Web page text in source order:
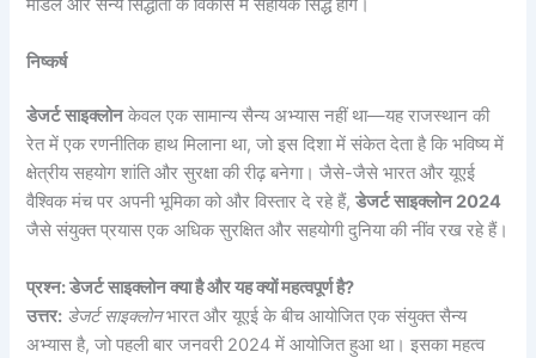
मॉडल और सैन्य सिद्धांतों के विकास में सहायक सिद्ध होंगे।
निष्कर्ष
डेजर्ट साइक्लोनकेवल एक सामान्य सैन्य अभ्यास नहीं था—यह राजस्थान की
रेत में एक रणनीतिक हाथ मिलाना था, जो इस दिशा में संकेत देता है कि भविष्य में
क्षेत्रीय सहयोग शांति और सुरक्षा की रीढ़ बनेगा। जैसे-जैसे भारत और यूएई
वैश्विक मंच पर अपनी भूमिका को और विस्तार दे रहे हैं,डेजर्ट साइक्लोन 2024
जैसे संयुक्त प्रयास एक अधिक सुरक्षित और सहयोगी दुनिया की नींव रख रहे हैं।
प्रश्न: डेजर्ट साइक्लोन क्या है और यह क्यों महत्वपूर्ण है?
उत्तर: डेजर्ट साइक्लोनभारत और यूएई के बीच आयोजित एक संयुक्त सैन्य
अभ्यास है, जो पहली बार जनवरी 2024 में आयोजित हुआ था। इसका महत्व